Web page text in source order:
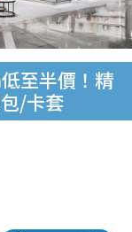
至半價！精
/卡套